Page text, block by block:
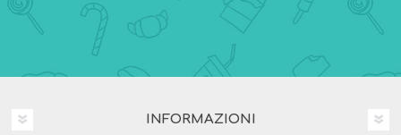
INFORMAZIONI